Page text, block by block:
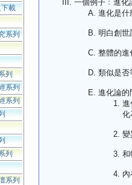
載
系列
列
系列
系列
列
系列
一個例子﹕進化
進化是什
明白創世
整體的進
類似是否
進化論的
進
化
變
和